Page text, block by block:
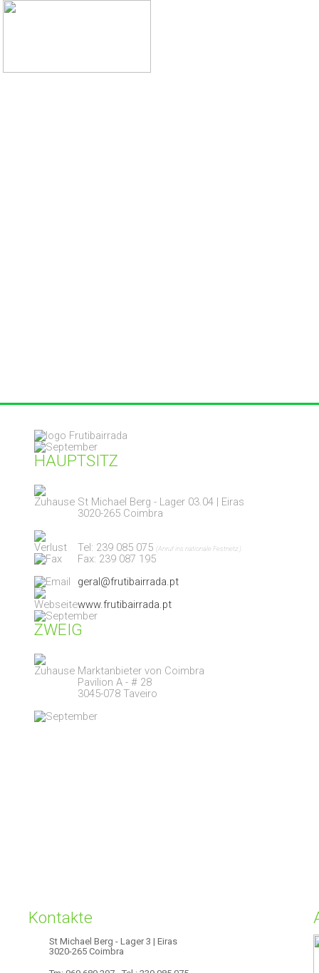
HAUPTSITZ
St Michael Berg - Lager 03.04 | Eiras
3020-265 Coimbra
Tel: 239 085 075(Anruf ins nationale Festnetz.)
Fax: 239 087 195
geral@frutibairrada.pt
www.frutibairrada.pt
ZWEIG
Marktanbieter von Coimbra
Pavilion A - # 28
3045-078 Taveiro
Kontakte
St Michael Berg - Lager 3 | Eiras
3020-265 Coimbra